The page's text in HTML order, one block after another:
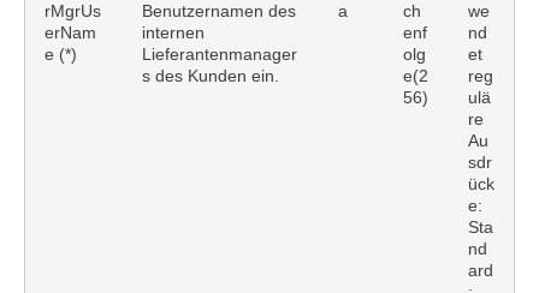
rMgrUs
erNam
e (*)
Benutzernamen des
internen
Lieferantenmanager
s des Kunden ein.
a
ch
enf
olg
e(2
56)
we
nd
et
reg
ulä
re
Au
sdr
ück
e:
Sta
nd
ard